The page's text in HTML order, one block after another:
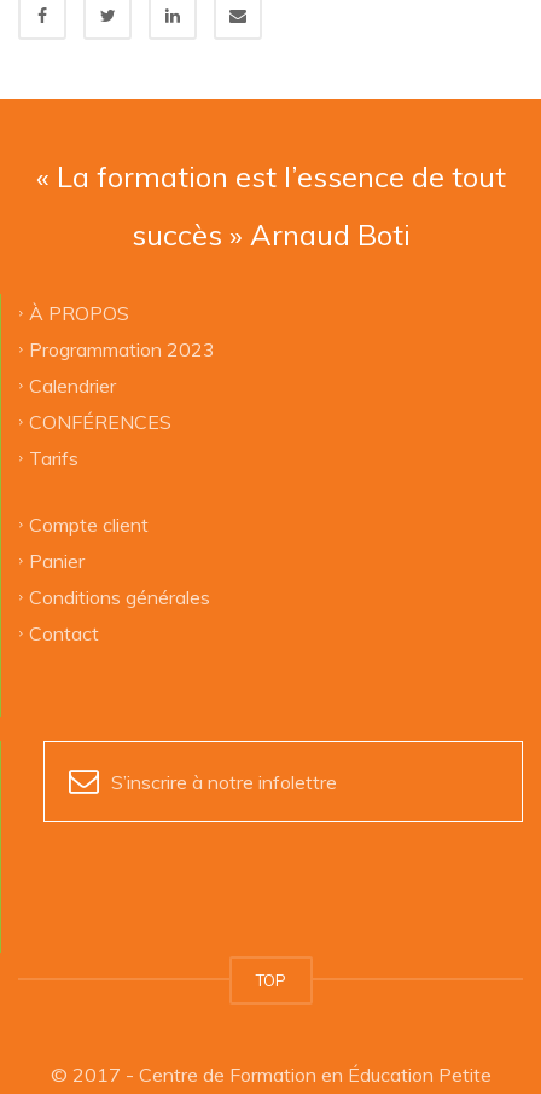
« La formation est l’essence de tout
succès » Arnaud Boti
À PROPOS
Programmation 2023
Calendrier
CONFÉRENCES
Tarifs
Compte client
Panier
Conditions générales
Contact
S’inscrire à notre infolettre
TOP
© 2017 - Centre de Formation en Éducation Petite